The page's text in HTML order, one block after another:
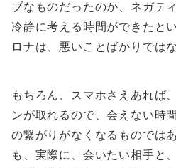
ブなものだったのか、ネガテ
冷静に考える時間ができたと
ロナは、悪いことばかりでは
もちろん、スマホさえあれば
ンが取れるので、会えない時
の繋がりがなくなるものでは
も、実際に、会いたい相手と